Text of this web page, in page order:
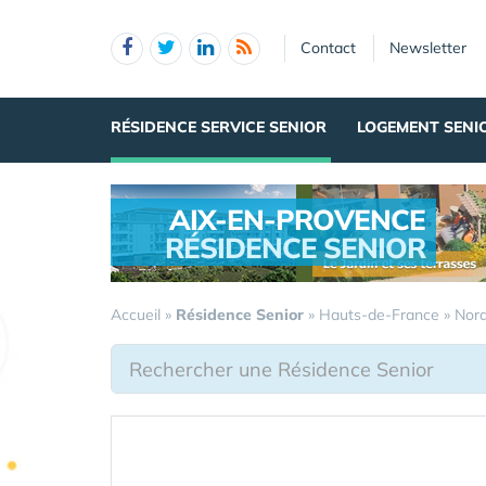
Contact Newsletter
RÉSIDENCE SERVICE SENIOR LOGEMENT
AIX-EN-PROVENCE
RÉSIDENCE SENIOR
Accueil » Résidence Senior » Hauts-de-France »